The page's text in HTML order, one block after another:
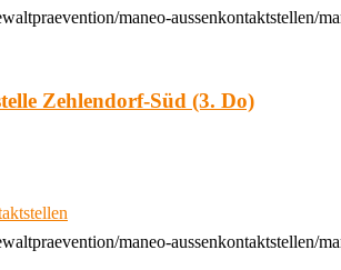
maneo-aussenkontaktstellen/
Zehlendorf-Süd (3. Do)
maneo-aussenkontaktstellen/